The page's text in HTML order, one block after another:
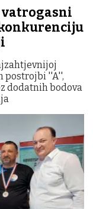
vatrogasni
postrojbi ''A'',
dodatnih bodova